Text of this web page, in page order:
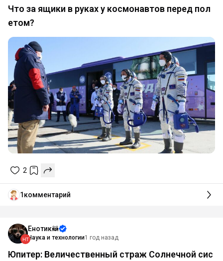
Что за ящики в руках у космонавтов перед пол
етом?
2
1 комментарий
Енотик🦝
Наука и технологии1 год назад
Юпитер: Величественный страж Солнечной сис